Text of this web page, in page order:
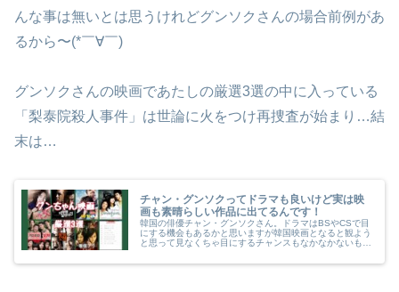
んな事は無いとは思うけれどグンソクさんの場合前例があ
るから〜(*￣∀￣)
グンソクさんの映画であたしの厳選3選の中に入っている
「梨泰院殺人事件」は世論に火をつけ再捜査が始まり…結
末は…
チャン・グンソクってドラマも良いけど実は映
画も素晴らしい作品に出てるんです！
韓国の俳優チャン・グンソクさん。ドラマはBSやCSで目
にする機会もあるかと思いますが韓国映画となると観よう
と思って見なくちゃ目にするチャンスもなかなかないも
です。